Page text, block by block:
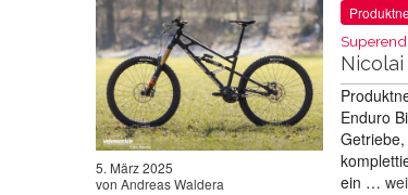
5. März 2025
von Andreas Waldera
Nicolai
Enduro
ein …